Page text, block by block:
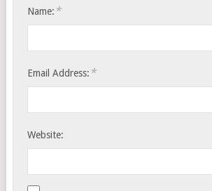
Name: *
Email Address: *
Website: